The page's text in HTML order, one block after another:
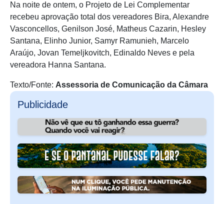
Na noite de ontem, o Projeto de Lei Complementar
recebeu aprovação total dos vereadores Bira, Alexandre
Vasconcellos, Genilson José, Matheus Cazarin, Hesley
Santana, Elinho Junior, Samyr Ramunieh, Marcelo
Araújo, Jovan Temeljkovitch, Edinaldo Neves e pela
vereadora Hanna Santana.
Texto/Fonte: Assessoria de Comunicação da Câmara
Publicidade